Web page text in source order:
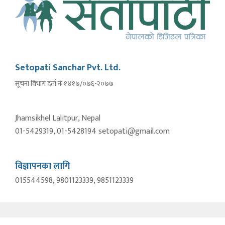
Setopati Sanchar Pvt. Ltd.
सूचना विभाग दर्ता नंः १४१७/०७६-२०७७
Jhamsikhel Lalitpur, Nepal
01-5429319, 01-5428194 setopati@gmail.com
विज्ञापनका लागि
015544598, 9801123339, 9851123339